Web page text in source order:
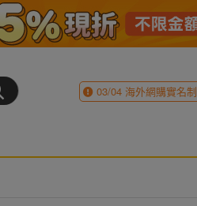
03/04海外網購實名制